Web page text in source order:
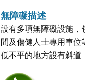
無障礙描述
設有多項無障礙設施，
間及傷健人士專用車
低不平的地方設有斜道